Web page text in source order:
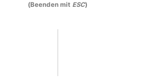
(Beenden mit ESC)